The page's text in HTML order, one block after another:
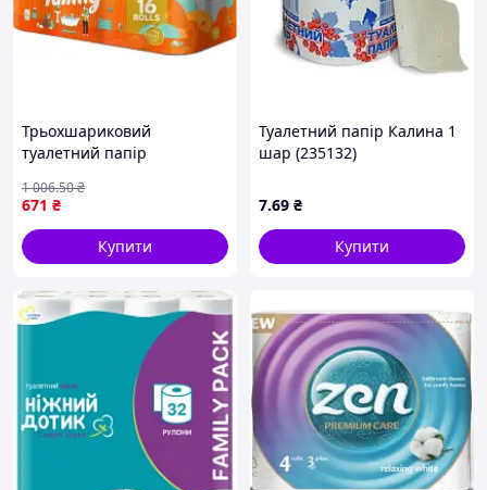
Трьохшариковий
туалетний папір
міцний з переробленої
макулатури 16 рулонів
SPICY
671 ₴
1 006.50₴
Купити
Туалетний папір Калина 1
шар (235132)
7.69 ₴
Купити